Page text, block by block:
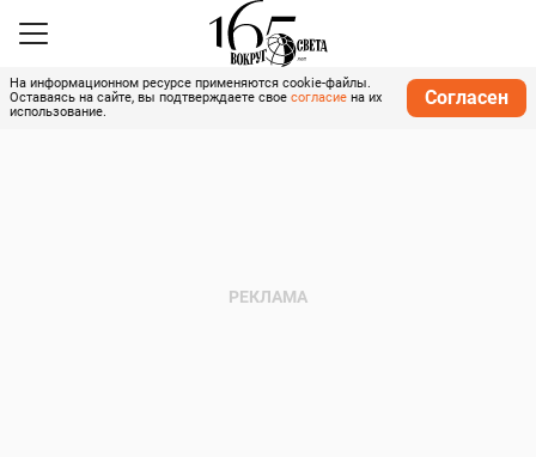
На информационном ресурсе применяются cookie-файлы.
Оставаясь на сайте, вы подтверждаете свое согласие на их
использование.
Согласен